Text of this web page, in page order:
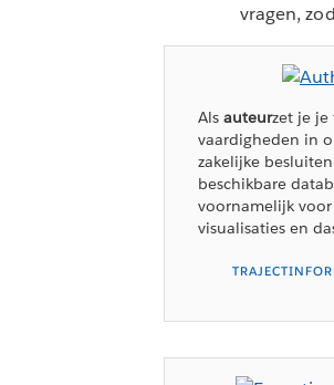
vragen,
Als auteurzet je je
vaardigheden in
zakelijke
beschikbare
voornamelijk
visualisaties en